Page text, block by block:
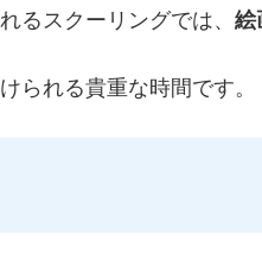
るスクーリングでは、 絵
られる貴重な時間です。